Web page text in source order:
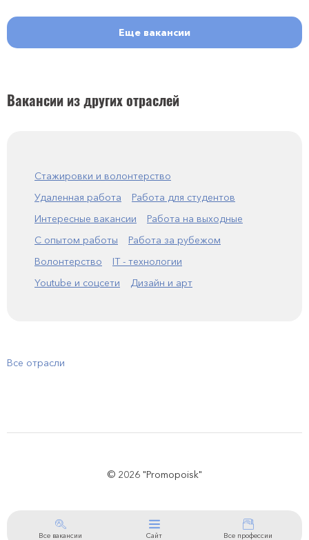
Еще вакансии
Вакансии из других отраслей
Стажировки и волонтерство
Удаленная работа
Работа для студентов
Интересные вакансии
Работа на выходные
С опытом работы
Работа за рубежом
Волонтерство
IT - технологии
Youtube и соцсети
Дизайн и арт
Все отрасли
© 2026 "Promopoisk"
Все вакансии Сайт Все профессии